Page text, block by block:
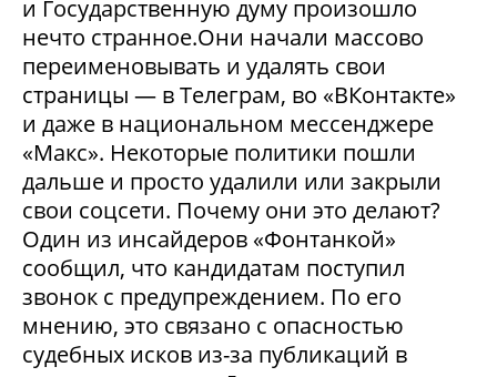
и Государственную думу произошло
нечто странное.Они начали массово
переименовывать и удалять свои
страницы — в Телеграм, во «ВКонтакте»
и даже в национальном мессенджере
«Макс». Некоторые политики пошли
дальше и просто удалили или закрыли
свои соцсети. Почему они это делают?
Один из инсайдеров «Фонтанкой»
сообщил, что кандидатам поступил
звонок с предупреждением. По его
мнению, это связано с опасностью
судебных исков из-за публикаций в